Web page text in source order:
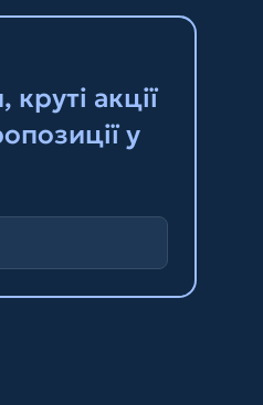
круті акції
у